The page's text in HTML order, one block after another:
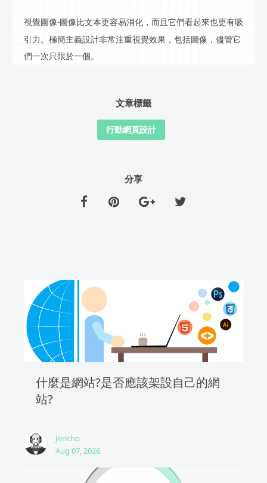
視覺圖像-圖像比文本更容易消化，而且它們看起來也更有吸
引力。極簡主義設計非常注重視覺效果，包括圖像，儘管它
們一次只限於一個。
文章標籤
行動網頁設計
分享
什麼是網站?是否應該架設自己的網
站?
Jericho
Aug 07, 2026